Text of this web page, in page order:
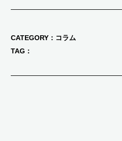
CATEGORY
コラム
TAG